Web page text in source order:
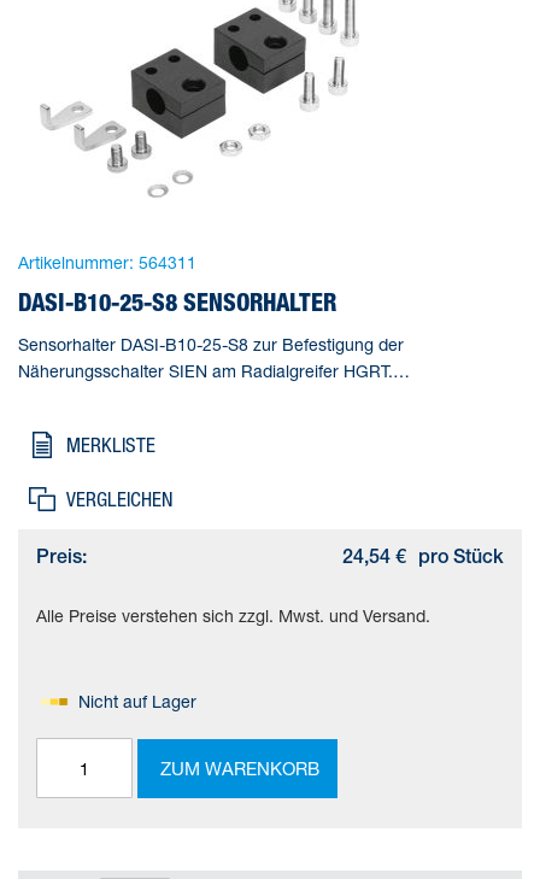
Artikelnummer: 564311
DASI-B10-25-S8 SENSORHALTER
Sensorhalter DASI-B10-25-S8 zur Befestigung der
Näherungsschalter SIEN am Radialgreifer HGRT.
Werkstoffhinweis=RoHS konform
MERKLISTE
VERGLEICHEN
Preis: 24,54 € pro Stück
Alle Preise verstehen sich zzgl. Mwst. und Versand.
Nicht auf Lager
ZUM WARENKORB